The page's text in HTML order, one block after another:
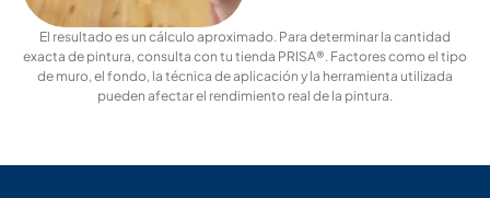
El resultado es un cálculo aproximado. Para determinar la cantidad
exacta de pintura, consulta con tu tienda PRISA®. Factores como el tipo
de muro, el fondo, la técnica de aplicación y la herramienta utilizada
pueden afectar el rendimiento real de la pintura.